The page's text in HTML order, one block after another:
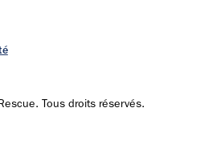
Tous droits réservés.